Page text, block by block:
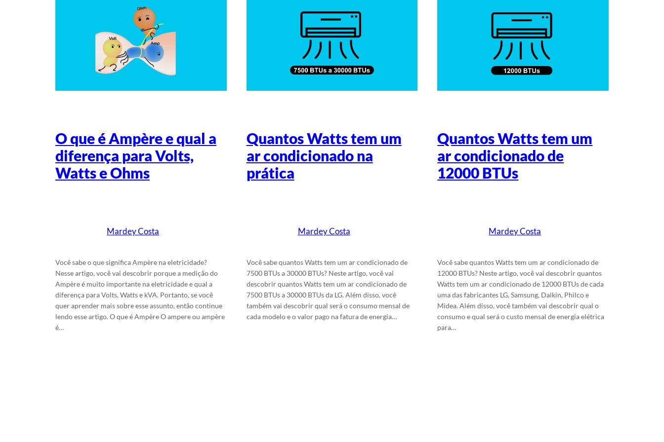
O que é Ampère e qual a
diferença para Volts,
Watts e Ohms
Mardey Costa
Você sabe o que significa Ampère na eletricidade?
Nesse artigo, você vai descobrir porque a medição do
Ampère é muito importante na eletricidade e qual a
diferença para Volts, Watts e kVA. Portanto, se você
quer aprender mais sobre esse assunto, então continue
lendo esse artigo. O que é Ampère O ampere ou ampère
é…
Quantos Watts tem um
ar condicionado na
prática
Mardey Costa
Você sabe quantos Watts tem um ar condicionado de
7500 BTUs a 30000 BTUs? Neste artigo, você vai
descobrir quantos Watts tem um ar condicionado de
7500 BTUs a 30000 BTUs da LG. Além disso, você
também vai descobrir qual será o consumo mensal de
cada modelo e o valor pago na fatura de energia…
Quantos Watts tem um
ar condicionado de
12000 BTUs
Mardey Costa
Você sabe quantos Watts tem um ar condicionado de
12000 BTUs? Neste artigo, você vai descobrir quantos
Watts tem um ar condicionado de 12000 BTUs de cada
uma das fabricantes LG, Samsung, Daikin, Philco e
Midea. Além disso, você também vai descobrir qual o
consumo e qual será o custo mensal de energia elétrica
para…